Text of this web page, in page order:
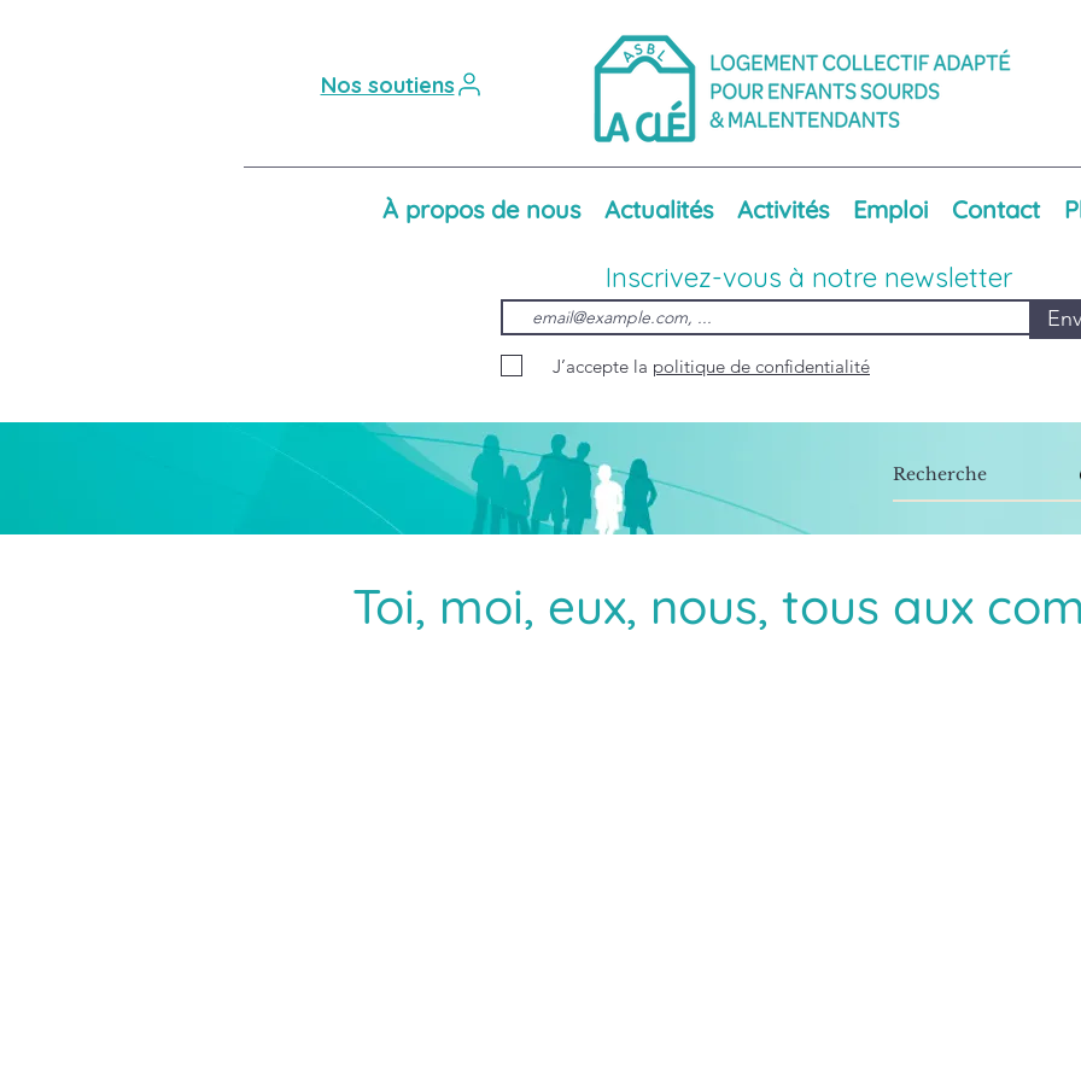
Nos soutiens
À propos de nous Actualités Activités Emploi Contact
Inscrivez-vous à notre newsletter
J’accepte la politique de confidentialité
Toi, moi, eux, nous, tous aux